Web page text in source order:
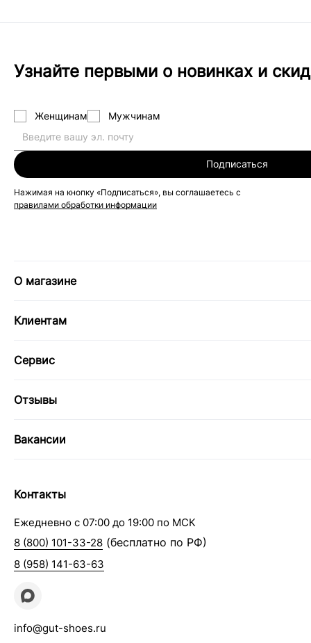
Узнайте первыми о новинках и
Женщинам Мужчинам
Подписаться
Нажимая на кнопку «Подписаться», вы соглашаетесь с
правилами обработки информации
О магазине
Клиентам
Сервис
Отзывы
Вакансии
Контакты
Ежедневно с 07:00 до 19:00 по МСК
8 (800) 101-33-28 (бесплатно по РФ)
8 (958) 141-63-63
info@gut-shoes.ru